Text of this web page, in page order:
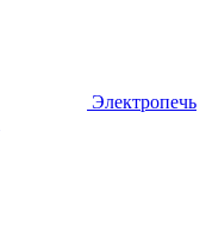
Электропечь